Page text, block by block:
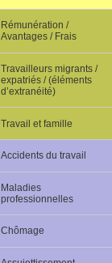
Rémunération /
Avantages / Frais
Travailleurs migrants /
expatriés / (éléments
d’extranéité)
Travail et famille
Accidents du travail
Maladies
professionnelles
Chômage